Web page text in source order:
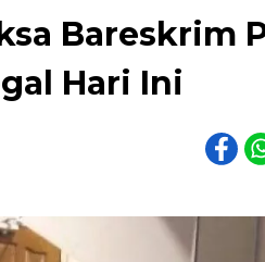
Bareskrim
Hari Ini